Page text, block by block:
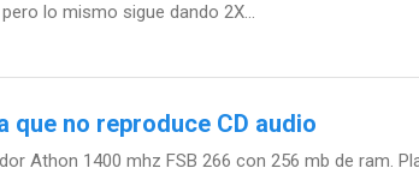
lo mismo sigue dando 2X...
que no reproduce CD audio
Athon 1400 mhz FSB 266 con 256 mb de ram.